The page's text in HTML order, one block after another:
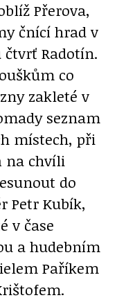
Přerova,
čnící hrad v
čtvrť Radotín.
co
zakleté v
seznam
místech, při
na chvíli
do
Petr Kubík,
v čase
a hudebním
Paříkem